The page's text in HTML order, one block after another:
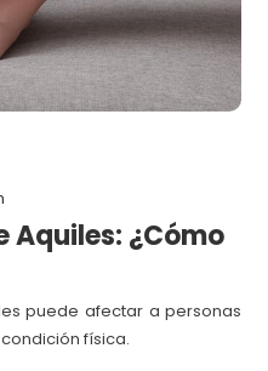
Aquiles: ¿Cómo
puede afectar a personas
física.